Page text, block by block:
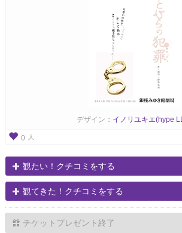
デザイン： イノリユキエ(hype
0 人
観たい！クチコミをする
観てきた！クチコミをする
チケットプレゼント終了